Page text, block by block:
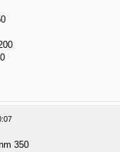
350